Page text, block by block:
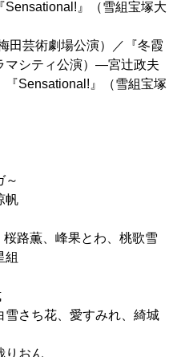
Sensational!』（雪組宝塚大
田芸術劇場公演）／『冬霞
マシティ公演）―宮辻政夫
『Sensational!』（雪組宝塚
～
帆
路薫、峰果とわ、桃歌雪
組
さち花、愛すみれ、綺城
りおん